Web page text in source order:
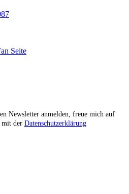
Seite
Newsletter anmelden, freue mich auf
mit der Datenschutzerklärung